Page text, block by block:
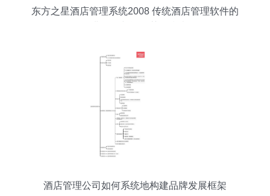
东方之星酒店管理系统2008 传统酒店管理软件的
酒店管理公司如何系统地构建品牌发展框架